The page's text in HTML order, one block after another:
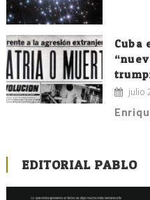
Cuba
julio
EDITORIAL PABLO